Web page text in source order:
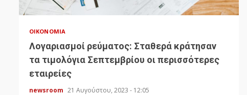
ΟΙΚΟΝΟΜΊΑ
Λογαριασμοί ρεύματος: Σταθερά κράτησαν
τα τιμολόγια Σεπτεμβρίου οι περισσότερες
εταιρείες
newsroom 21 Αυγούστου, 2023 - 12:05